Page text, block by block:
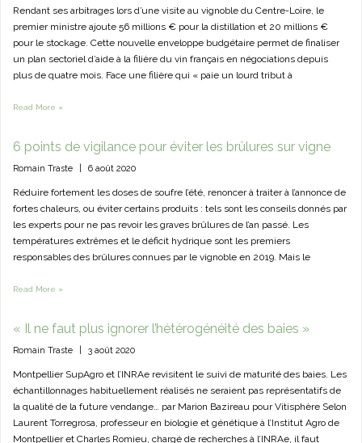
Rendant ses arbitrages lors d’une visite au vignoble du Centre-Loire, le
premier ministre ajoute 56 millions € pour la distillation et 20 millions €
pour le stockage. Cette nouvelle enveloppe budgétaire permet de finaliser
un plan sectoriel d’aide à la filière du vin français en négociations depuis
plus de quatre mois. Face une filière qui « paie un lourd tribut à
Read More »
6 points de vigilance pour éviter les brûlures sur vigne
Romain Traste 6 août 2020
Réduire fortement les doses de soufre l’été, renoncer à traiter à l’annonce de
fortes chaleurs, ou éviter certains produits : tels sont les conseils donnés par
les experts pour ne pas revoir les graves brûlures de l’an passé. Les
températures extrêmes et le déficit hydrique sont les premiers
responsables des brûlures connues par le vignoble en 2019. Mais le
Read More »
« Il ne faut plus ignorer l’hétérogénéité des baies »
Romain Traste 3 août 2020
Montpellier SupAgro et l’INRAe revisitent le suivi de maturité des baies. Les
échantillonnages habituellement réalisés ne seraient pas représentatifs de
la qualité de la future vendange… par Marion Bazireau pour Vitisphère Selon
Laurent Torregrosa, professeur en biologie et génétique à l’Institut Agro de
Montpellier et Charles Romieu, chargé de recherches à l’INRAe, il faut